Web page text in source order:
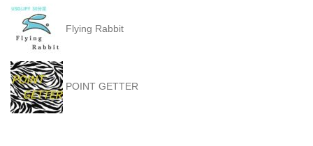
Flying Rabbit
POINT GETTER